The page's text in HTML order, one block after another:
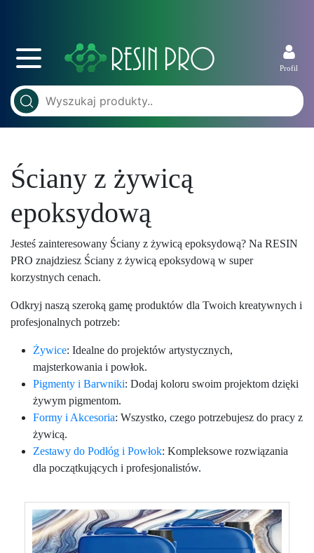
Profil
Ściany z żywicą
epoksydową
Jesteś zainteresowany Ściany z żywicą epoksydową? Na RESIN
PRO znajdziesz Ściany z żywicą epoksydową w super
korzystnych cenach.
Odkryj naszą szeroką gamę produktów dla Twoich kreatywnych i
profesjonalnych potrzeb:
Żywice: Idealne do projektów artystycznych,
majsterkowania i powłok.
Pigmenty i Barwniki: Dodaj koloru swoim projektom dzięki
żywym pigmentom.
Formy i Akcesoria: Wszystko, czego potrzebujesz do pracy z
żywicą.
Zestawy do Podłóg i Powłok: Kompleksowe rozwiązania
dla początkujących i profesjonalistów.